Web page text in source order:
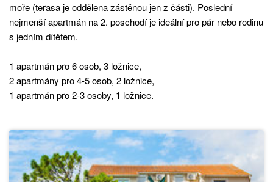
moře (terasa je oddělena zástěnou jen z části). Poslední
nejmenší apartmán na 2. poschodí je ideální pro pár nebo rodinu
s jedním dítětem.
1 apartmán pro 6 osob, 3 ložnice,
2 apartmány pro 4-5 osob, 2 ložnice,
1 apartmán pro 2-3 osoby, 1 ložnice.